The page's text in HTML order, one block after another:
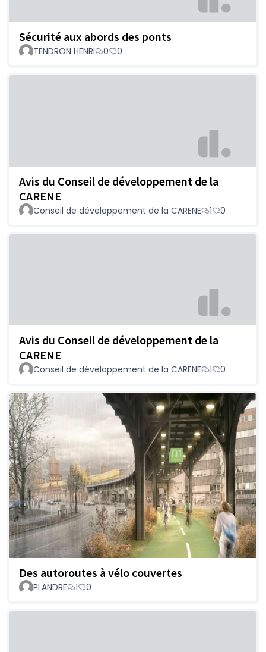
Sécurité aux abords des ponts
TENDRON HENRI 0 0
Avis du Conseil de développement de la
CARENE
Conseil de développement de la CARENE 1 0
Avis du Conseil de développement de la
CARENE
Conseil de développement de la CARENE 1 0
Des autoroutes à vélo couvertes
PLANDRE 1 0